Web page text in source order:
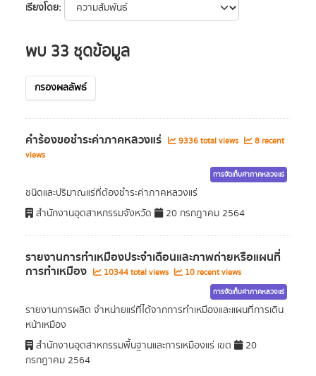
เรียงโดย
พบ 33 ชุดข้อมูล
กรองผลลัพธ์
คำร้องขอชำระค่าภาคหลวงแร่ 9336 total views
8 recent
views
การจัดเก็บค่าภาคหลวงแร่
ชนิดและปริมาณแร่ที่ต้องชำระค่าภาคหลวงแร่
สำนักงานอุตสาหกรรมจังหวัด
20 กรกฎาคม 2564
รายงานการทำเหมืองประจำเดือนและภาพถ่ายหรือแผนที่
การทำเหมือง 10344 total views 10 recent views
การจัดเก็บค่าภาคหลวงแร่
รายงานการผลิต จำหน่ายแร่ที่ได้จากการทำเหมืองและแผนที่การเดิน
หน้าเหมือง
สำนักงานอุตสาหกรรมพื้นฐานและการเหมืองแร่ เขต
20
กรกฎาคม 2564